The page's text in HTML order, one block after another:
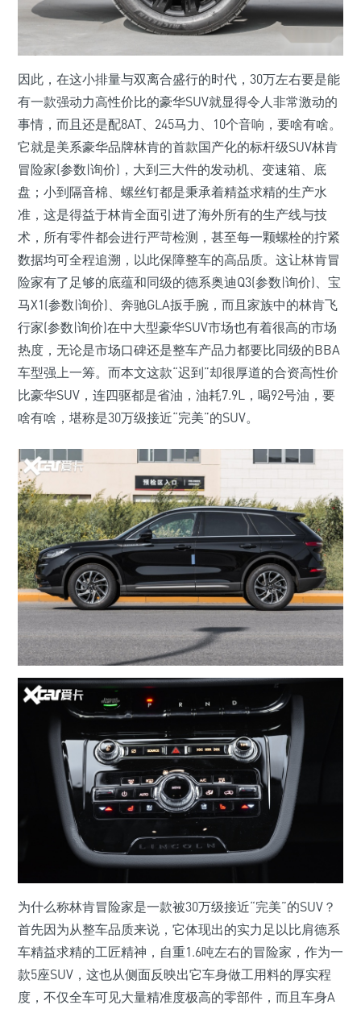
因此，在这小排量与双离合盛行的时代，30万左右要是能
有一款强动力高性价比的豪华SUV就显得令人非常激动的
事情，而且还是配8AT、245马力、10个音响，要啥有啥。
它就是美系豪华品牌林肯的首款国产化的标杆级SUV林肯
冒险家(参数|询价)，大到三大件的发动机、变速箱、底
盘；小到隔音棉、螺丝钉都是秉承着精益求精的生产水
准，这是得益于林肯全面引进了海外所有的生产线与技
术，所有零件都会进行严苛检测，甚至每一颗螺栓的拧紧
数据均可全程追溯，以此保障整车的高品质。这让林肯冒
险家有了足够的底蕴和同级的德系奥迪Q3(参数|询价)、宝
马X1(参数|询价)、奔驰GLA扳手腕，而且家族中的林肯飞
行家(参数|询价)在中大型豪华SUV市场也有着很高的市场
热度，无论是市场口碑还是整车产品力都要比同级的BBA
车型强上一筹。而本文这款“迟到”却很厚道的合资高性价
比豪华SUV，连四驱都是省油，油耗7.9L，喝92号油，要
啥有啥，堪称是30万级接近“完美”的SUV。
为什么称林肯冒险家是一款被30万级接近“完美”的SUV？
首先因为从整车品质来说，它体现出的实力足以比肩德系
车精益求精的工匠精神，自重1.6吨左右的冒险家，作为一
款5座SUV，这也从侧面反映出它车身做工用料的厚实程
度，不仅全车可见大量精准度极高的零部件，而且车身A